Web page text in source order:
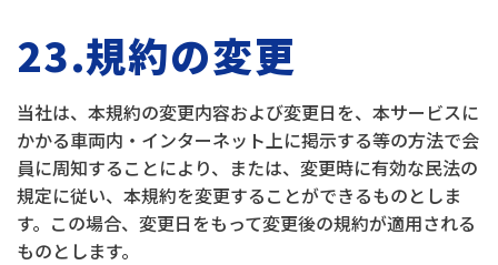
23.規約の変更
当社は、本規約の変更内容および変更日を、本サービスに
かかる車両内・インターネット上に掲示する等の方法で会
員に周知することにより、または、変更時に有効な民法の
規定に従い、本規約を変更することができるものとしま
す。この場合、変更日をもって変更後の規約が適用される
ものとします。